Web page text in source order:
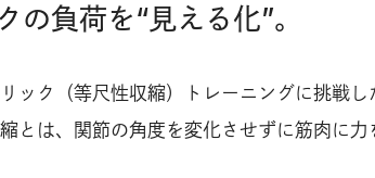
の負荷を“見える化”。
ック（等尺性収縮）トレーニングに挑戦
とは、関節の角度を変化させずに筋肉に